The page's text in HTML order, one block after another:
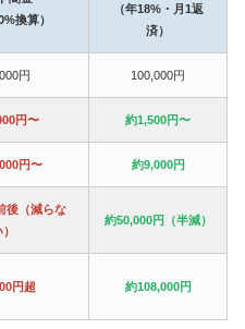
換算）
（年18%・月1返
済）
円 100,000円
円〜 約1,500円〜
円〜 約9,000円
後（減らな
約50,000円（半減）
円超 約108,000円